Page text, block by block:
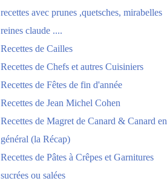
recettes avec prunes ,quetsches, mirabelles
reines claude ....
Recettes de Cailles
Recettes de Chefs et autres Cuisiniers
Recettes de Fêtes de fin d'année
Recettes de Jean Michel Cohen
Recettes de Magret de Canard & Canard en
général (la Récap)
Recettes de Pâtes à Crêpes et Garnitures
sucrées ou salées